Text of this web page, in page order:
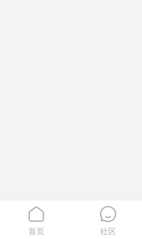

首页

社区